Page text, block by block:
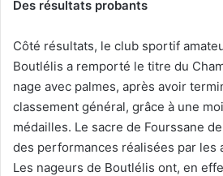
Des résultats probants
Côté résultats, le club sportif
Boutlélis a remporté le titre du
nage avec palmes, après avoir
classement général, grâce à une
médailles. Le sacre de Fourssane
des performances réalisées par les
Les nageurs de Boutlélis ont, en